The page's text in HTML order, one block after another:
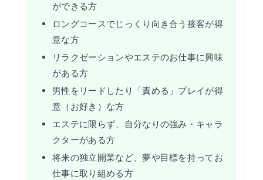
ができる方
ロングコースでじっくり向き合う接客が得
意な方
リラクゼーションやエステのお仕事に興味
がある方
男性をリードしたり「責める」プレイが得
意（お好き）な方
エステに限らず、自分なりの強み・キャラ
クターがある方
将来の独立開業など、夢や目標を持ってお
仕事に取り組める方